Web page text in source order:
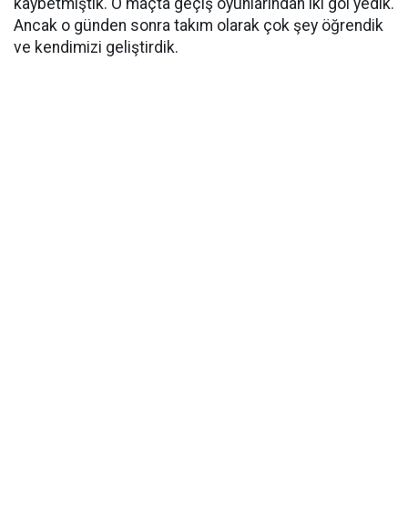
Ancak o günden sonra takım olarak çok şey öğrendik
ve kendimizi geliştirdik.